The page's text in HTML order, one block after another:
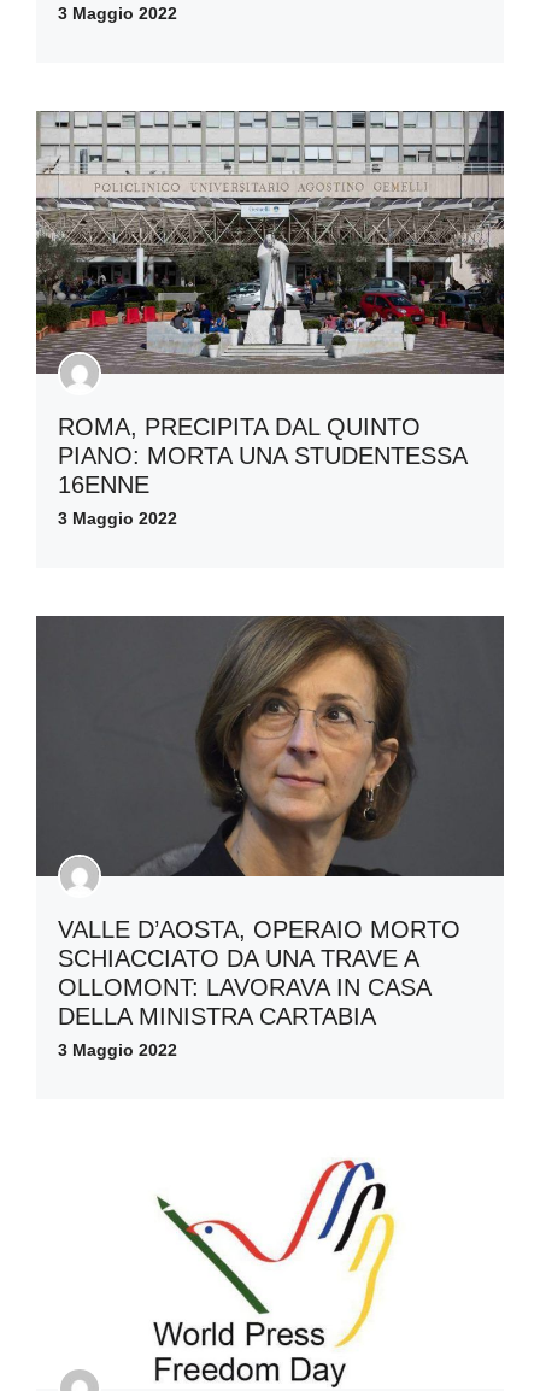
3 Maggio 2022
ROMA, PRECIPITA DAL QUINTO
PIANO: MORTA UNA STUDENTESSA
16ENNE
3 Maggio 2022
VALLE D’AOSTA, OPERAIO MORTO
SCHIACCIATO DA UNA TRAVE A
OLLOMONT: LAVORAVA IN CASA
DELLA MINISTRA CARTABIA
3 Maggio 2022